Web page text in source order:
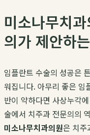
미소나무치
의가 제안하
임플란트 수술의 성공은
워집니다. 아무리 좋은 임
반이 약하다면 사상누각
술에서 치주과 전문의의
미소나무치과의원은 치주